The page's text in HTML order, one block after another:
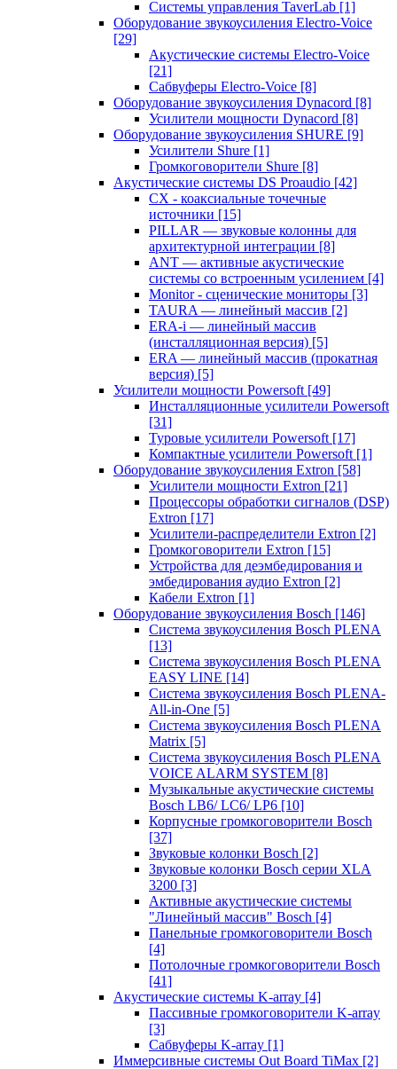
Системы управления TaverLab [1]
Оборудование звукоусиления Electro-Voice
[29]
Акустические системы Electro-Voice
[21]
Сабвуферы Electro-Voice [8]
Оборудование звукоусиления Dynacord [8]
Усилители мощности Dynacord [8]
Оборудование звукоусиления SHURE [9]
Усилители Shure [1]
Громкоговорители Shure [8]
Акустические системы DS Proaudio [42]
CX - коаксиальные точечные
источники [15]
PILLAR — звуковые колонны для
архитектурной интеграции [8]
ANT — активные акустические
системы со встроенным усилением [4]
Monitor - сценические мониторы [3]
TAURA — линейный массив [2]
ERA-i — линейный массив
(инсталляционная версия) [5]
ERA — линейный массив (прокатная
версия) [5]
Усилители мощности Powersoft [49]
Инсталляционные усилители Powersoft
[31]
Туровые усилители Powersoft [17]
Компактные усилители Powersoft [1]
Оборудование звукоусиления Extron [58]
Усилители мощности Extron [21]
Процессоры обработки сигналов (DSP)
Extron [17]
Усилители-распределители Extron [2]
Громкоговорители Extron [15]
Устройства для деэмбедирования и
эмбедирования аудио Extron [2]
Кабели Extron [1]
Оборудование звукоусиления Bosch [146]
Система звукоусиления Bosch PLENA
[13]
Система звукоусиления Bosch PLENA
EASY LINE [14]
Система звукоусиления Bosch PLENA-
All-in-One [5]
Система звукоусиления Bosch PLENA
Matrix [5]
Система звукоусиления Bosch PLENA
VOICE ALARM SYSTEM [8]
Музыкальные акустические системы
Bosch LB6/ LC6/ LP6 [10]
Корпусные громкоговорители Bosch
[37]
Звуковые колонки Bosch [2]
Звуковые колонки Bosch серии XLA
3200 [3]
Активные акустические системы
"Линейный массив" Bosch [4]
Панельные громкоговорители Bosch
[4]
Потолочные громкоговорители Bosch
[41]
Акустические системы K-array [4]
Пассивные громкоговорители K-array
[3]
Сабвуферы K-array [1]
Иммерсивные системы Out Board TiMax [2]